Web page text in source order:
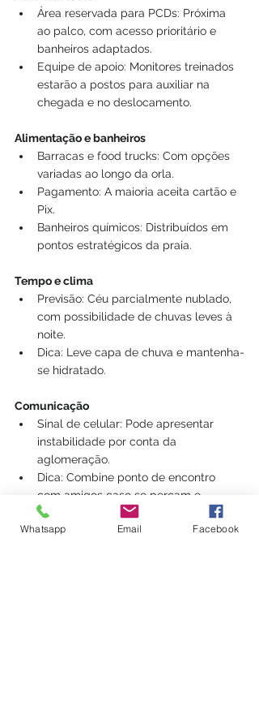
Área reservada para PCDs: Próxima
ao palco, com acesso prioritário e
banheiros adaptados.
Equipe de apoio: Monitores treinados
estarão a postos para auxiliar na
chegada e no deslocamento.
Alimentação e banheiros
Barracas e food trucks: Com opções
variadas ao longo da orla.
Pagamento: A maioria aceita cartão e
Pix.
Banheiros químicos: Distribuídos em
pontos estratégicos da praia.
Tempo e clima
Previsão: Céu parcialmente nublado,
com possibilidade de chuvas leves à
noite.
Dica: Leve capa de chuva e mantenha-
se hidratado.
Comunicação
Sinal de celular: Pode apresentar
instabilidade por conta da
aglomeração.
Dica: Combine ponto de encontro
com amigos caso se percam e
carregue seu celular previamente.
Whatsapp Email Facebook